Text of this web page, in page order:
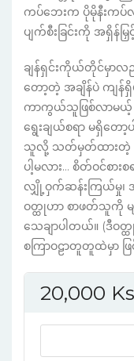
ကပ်ဘေးက ပိုမိုနီးကပ်လ
ပျက်စီးခြင်းကို အရှိန်မ
ချန်ရှင်းကိုယ်တိုင်မှာလ
တော့တဲ့ အချိန်ပဲ ကျန်
ကာကွယ်သူဖြစ်လာမယ့်
ရွေးချယ်စရာ မရှိတေ
သူလို့ သတ်မှတ်ထားတဲ့ ရှန်
ပါ့မလား… စိတ်ဝင်စာ
လျှို့ဝှက်ဆန်းကြယ်မှု၊ အ
ဝတ္ထုဟာ စာဖတ်သူကို
သေချာပါတယ်။ (ဒီဝတ္
စကြာဝဠာတူတူထဲမှာ ဖ
20,000 Ks
Fusheng